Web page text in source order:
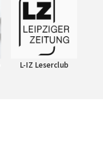
L-IZ Leserclub